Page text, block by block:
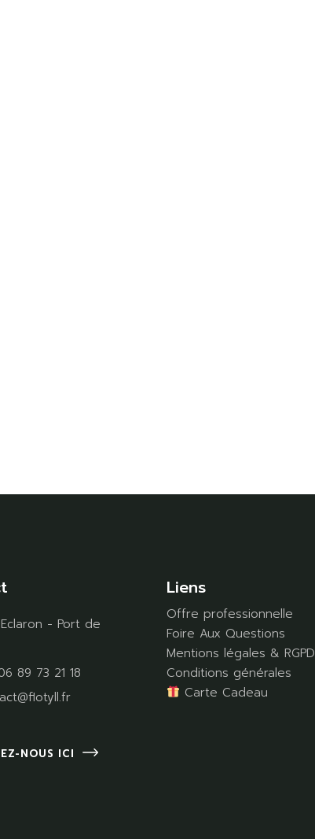
Eclaron - Port de
89 73 21 18
NOUS ICI
Liens
Offre professionnelle
Foire Aux Questions
Mentions légales & RGPD
Conditions générales
Carte Cadeau